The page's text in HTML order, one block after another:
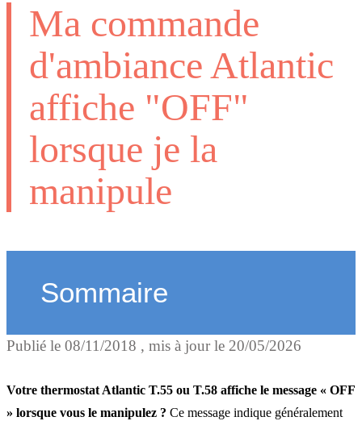
Ma commande
d'ambiance Atlantic
affiche "OFF"
lorsque je la
manipule
Sommaire
Pourquoi mon thermostat
Atlantic affiche « OFF » ?
Publié le 08/11/2018 , mis à jour le 20/05/2026
Votre thermostat Atlantic T.55 ou T.58 affiche le message « OFF
» lorsque vous le manipulez ? Ce message indique généralement